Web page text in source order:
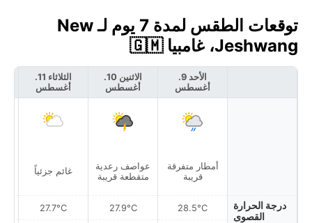
توقعات الطقس لمدة 7 يوم لـ New
Jeshwang، غامبيا 🇬🇲
درجة الحرارة
القصوى
الأحد 9.
أغسطس
أمطار متفرقة
قريبة
28.5°C
الاثنين 10.
أغسطس
عواصف رعدية
متقطعة قريبة
27.9°C
الثلاثاء 11.
أغسطس
غائم جزئياً
27.7°C